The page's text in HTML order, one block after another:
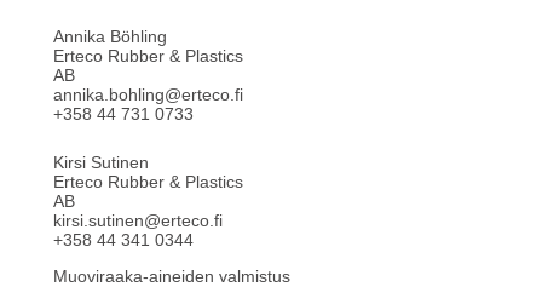
Annika Böhling
Erteco Rubber & Plastics
AB
annika.bohling@erteco.fi
+358 44 731 0733
Kirsi Sutinen
Erteco Rubber & Plastics
AB
kirsi.sutinen@erteco.fi
+358 44 341 0344
Muoviraaka-aineiden valmistus